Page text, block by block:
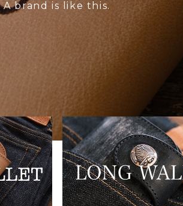
A brand is like this.